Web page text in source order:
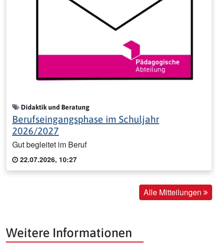
Didaktik und Beratung
Berufseingangsphase im Schuljahr
2026/2027
Gut begleitet im Beruf
22.07.2026, 10:27
Alle Mitteilungen
Weitere Informationen